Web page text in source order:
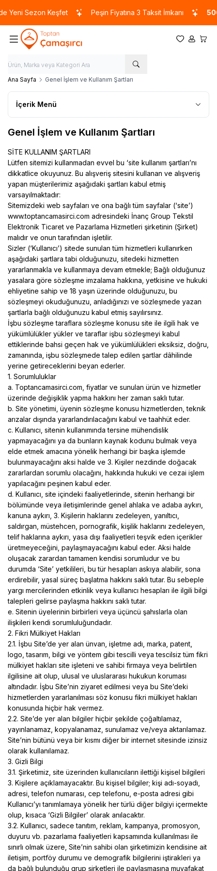
Sezon Keşfet Peşin Fiyatına 3 Taksit İmkanı 5000
Favorilerim
Hesabım
Ana Sayfa Genel İşlem ve Kullanım Şartları
İçerik Menü
Genel İşlem ve Kullanım Şartları
SİTE KULLANIM ŞARTLARI
Lütfen sitemizi kullanmadan evvel bu ‘site kullanım şartları’nı
dikkatlice okuyunuz. Bu alışveriş sitesini kullanan ve alışveriş
yapan müşterilerimiz aşağıdaki şartları kabul etmiş
varsayılmaktadır:
Sitemizdeki web sayfaları ve ona bağlı tüm sayfalar (‘site’)
www.toptancamasirci.com adresindeki İnanç Group Tekstil
Elektronik Ticaret ve Pazarlama Hizmetleri şirketinin (Şirket)
malıdır ve onun tarafından işletilir.
Sizler (‘Kullanıcı’) sitede sunulan tüm hizmetleri kullanırken
aşağıdaki şartlara tabi olduğunuzu, sitedeki hizmetten
yararlanmakla ve kullanmaya devam etmekle; Bağlı olduğunuz
yasalara göre sözleşme imzalama hakkına, yetkisine ve hukuki
ehliyetine sahip ve 18 yaşın üzerinde olduğunuzu, bu
sözleşmeyi okuduğunuzu, anladığınızı ve sözleşmede yazan
şartlarla bağlı olduğunuzu kabul etmiş sayılırsınız.
İşbu sözleşme taraflara sözleşme konusu site ile ilgili hak ve
yükümlülükler yükler ve taraflar işbu sözleşmeyi kabul
ettiklerinde bahsi geçen hak ve yükümlülükleri eksiksiz, doğru,
zamanında, işbu sözleşmede talep edilen şartlar dâhilinde
yerine getireceklerini beyan ederler.
1. Sorumluluklar
a. Toptancamasirci.com, fiyatlar ve sunulan ürün ve hizmetler
üzerinde değişiklik yapma hakkını her zaman saklı tutar.
b. Site yönetimi, üyenin sözleşme konusu hizmetlerden, teknik
arızalar dışında yararlandırılacağını kabul ve taahhüt eder.
c. Kullanıcı, sitenin kullanımında tersine mühendislik
yapmayacağını ya da bunların kaynak kodunu bulmak veya
elde etmek amacına yönelik herhangi bir başka işlemde
bulunmayacağını aksi halde ve 3. Kişiler nezdinde doğacak
zararlardan sorumlu olacağını, hakkında hukuki ve cezai işlem
yapılacağını peşinen kabul eder.
d. Kullanıcı, site içindeki faaliyetlerinde, sitenin herhangi bir
bölümünde veya iletişimlerinde genel ahlaka ve adaba aykırı,
kanuna aykırı, 3. Kişilerin haklarını zedeleyen, yanıltıcı,
saldırgan, müstehcen, pornografik, kişilik haklarını zedeleyen,
telif haklarına aykırı, yasa dışı faaliyetleri teşvik eden içerikler
üretmeyeceğini, paylaşmayacağını kabul eder. Aksi halde
oluşacak zarardan tamamen kendisi sorumludur ve bu
durumda ‘Site’ yetkilileri, bu tür hesapları askıya alabilir, sona
erdirebilir, yasal süreç başlatma hakkını saklı tutar. Bu sebeple
yargı mercilerinden etkinlik veya kullanıcı hesapları ile ilgili bilgi
talepleri gelirse paylaşma hakkını saklı tutar.
e. Sitenin üyelerinin birbirleri veya üçüncü şahıslarla olan
ilişkileri kendi sorumluluğundadır.
2. Fikri Mülkiyet Hakları
2.1. İşbu Site’de yer alan ünvan, işletme adı, marka, patent,
logo, tasarım, bilgi ve yöntem gibi tescilli veya tescilsiz tüm fikri
mülkiyet hakları site işleteni ve sahibi firmaya veya belirtilen
ilgilisine ait olup, ulusal ve uluslararası hukukun koruması
altındadır. İşbu Site’nin ziyaret edilmesi veya bu Site’deki
hizmetlerden yararlanılması söz konusu fikri mülkiyet hakları
konusunda hiçbir hak vermez.
2.2. Site’de yer alan bilgiler hiçbir şekilde çoğaltılamaz,
yayınlanamaz, kopyalanamaz, sunulamaz ve/veya aktarılamaz.
Site’nin bütünü veya bir kısmı diğer bir internet sitesinde izinsiz
olarak kullanılamaz.
3. Gizli Bilgi
3.1. Şirketimiz, site üzerinden kullanıcıların ilettiği kişisel bilgileri
3. Kişilere açıklamayacaktır. Bu kişisel bilgiler; kişi adı-soyadı,
adresi, telefon numarası, cep telefonu, e-posta adresi gibi
Kullanıcı’yı tanımlamaya yönelik her türlü diğer bilgiyi içermekte
olup, kısaca ‘Gizli Bilgiler’ olarak anılacaktır.
3.2. Kullanıcı, sadece tanıtım, reklam, kampanya, promosyon,
duyuru vb. pazarlama faaliyetleri kapsamında kullanılması ile
sınırlı olmak üzere, Site’nin sahibi olan şirketimizin kendisine ait
iletişim, portföy durumu ve demografik bilgilerini iştirakleri ya
da bağlı bulunduğu grup şirketleri ile paylaşmasına muvafakat